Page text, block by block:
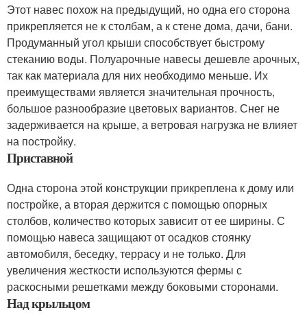
Этот навес похож на предыдущий, но одна его сторона
прикрепляется не к столбам, а к стене дома, дачи, бани.
Продуманный угол крыши способствует быстрому
стеканию воды. Полуарочные навесы дешевле арочных,
так как материала для них необходимо меньше. Их
преимуществами является значительная прочность,
большое разнообразие цветовых вариантов. Снег не
задерживается на крыше, а ветровая нагрузка не влияет
на постройку.
Приставной
Одна сторона этой конструкции прикреплена к дому или
постройке, а вторая держится с помощью опорных
столбов, количество которых зависит от ее ширины. С
помощью навеса защищают от осадков стоянку
автомобиля, беседку, террасу и не только. Для
увеличения жесткости используются фермы с
раскосными решетками между боковыми сторонами.
Над крыльцом